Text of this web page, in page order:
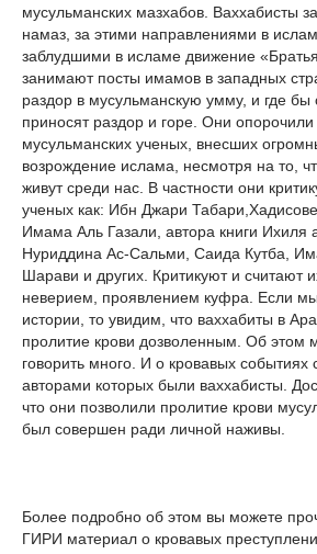
мусульманских мазхабов. Ваххабисты
намаз, за этими направлениями в
заблудшими в исламе движение
занимают посты имамов в западных
раздор в мусульманскую умму, и где
приносят раздор и горе. Они
мусульманских ученых, внесших
возрождение ислама, несмотря на то,
живут среди нас. В частности они
ученых как: Ибн Джари
Имама Аль Газали, автора книги Ихиля
Нуриддина Ас-Сальми, Саида Кутба,
Шарави и других. Критикуют и считают
неверием, проявлением куфра. Если
истории, то увидим, что ваххабиты в
пролитие крови дозволенным. Об этом
говорить много. И о кровавых событиях
авторами которых были ваххабисты.
что они позволили пролитие крови
был совершен ради личной наживы.
Более подробно об этом вы можете
ГИРИ материал о кровавых